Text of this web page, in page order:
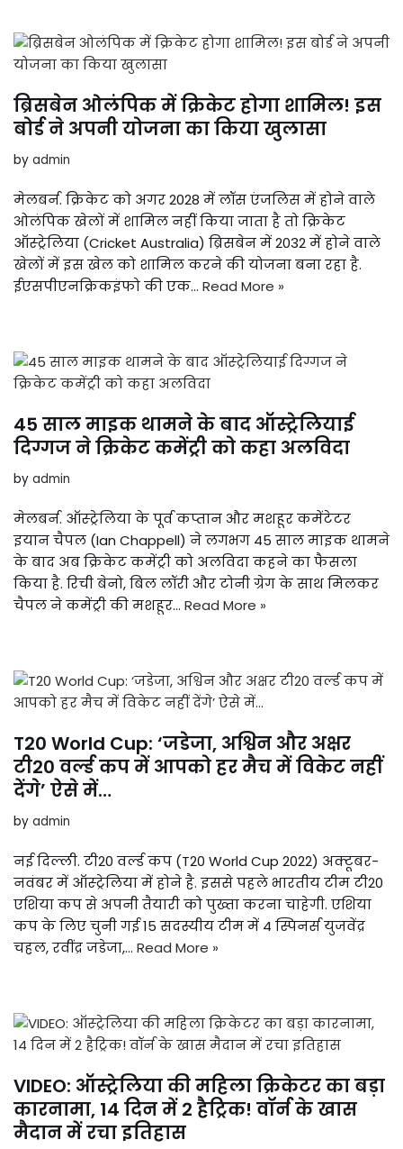
ब्रिसबेन ओलंपिक में क्रिकेट होगा शामिल! इस
बोर्ड ने अपनी योजना का किया खुलासा
by admin
मेलबर्न. क्रिकेट को अगर 2028 में लॉस एंजलिस में होने वाले
ओलंपिक खेलों में शामिल नहीं किया जाता है तो क्रिकेट
ऑस्ट्रेलिया (Cricket Australia) ब्रिसबेन में 2032 में होने वाले
खेलों में इस खेल को शामिल करने की योजना बना रहा है.
ईएसपीएनक्रिकइंफो की एक… Read More »
45 साल माइक थामने के बाद ऑस्ट्रेलियाई
दिग्गज ने क्रिकेट कमेंट्री को कहा अलविदा
by admin
मेलबर्न. ऑस्ट्रेलिया के पूर्व कप्तान और मशहूर कमेंटेटर
इयान चैपल (Ian Chappell) ने लगभग 45 साल माइक थामने
के बाद अब क्रिकेट कमेंट्री को अलविदा कहने का फैसला
किया है. रिची बेनो, बिल लॉरी और टोनी ग्रेग के साथ मिलकर
चैपल ने कमेंट्री की मशहूर… Read More »
T20 World Cup: ‘जडेजा, अश्विन और अक्षर
टी20 वर्ल्ड कप में आपको हर मैच में विकेट नहीं
देंगे’ ऐसे में…
by admin
नई दिल्ली. टी20 वर्ल्ड कप (T20 World Cup 2022) अक्टूबर-
नवंबर में ऑस्ट्रेलिया में होने है. इससे पहले भारतीय टीम टी20
एशिया कप से अपनी तैयारी को पुख्ता करना चाहेगी. एशिया
कप के लिए चुनी गई 15 सदस्यीय टीम में 4 स्पिनर्स युजवेंद्र
चहल, रवींद्र जडेजा,… Read More »
VIDEO: ऑस्ट्रेलिया की महिला क्रिकेटर का बड़ा
कारनामा, 14 दिन में 2 हैट्रिक! वॉर्न के खास
मैदान में रचा इतिहास